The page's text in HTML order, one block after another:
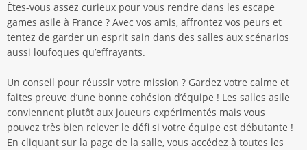
Êtes-vous assez curieux pour vous rendre dans les escape
games asile à France ? Avec vos amis, affrontez vos peurs et
tentez de garder un esprit sain dans des salles aux scénarios
aussi loufoques qu’effrayants.
Un conseil pour réussir votre mission ? Gardez votre calme et
faites preuve d’une bonne cohésion d’équipe ! Les salles asile
conviennent plutôt aux joueurs expérimentés mais vous
pouvez très bien relever le défi si votre équipe est débutante !
En cliquant sur la page de la salle, vous accédez à toutes les